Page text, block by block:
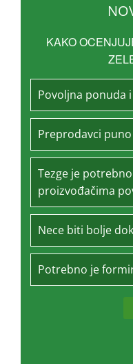
KAKO
Povoljna ponuda
Preprodavci
Tezge je
proizvođačima
Nece biti bolje
Potrebno je